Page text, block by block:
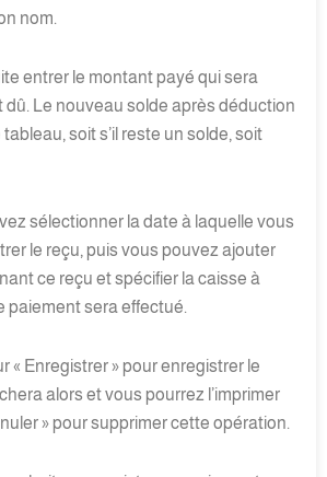
nom.
entrer le montant payé qui sera
Le nouveau solde après déduction
soit s’il reste un solde, soit
sélectionner la date à laquelle vous
le reçu, puis vous pouvez ajouter
ce reçu et spécifier la caisse à
paiement sera effectué.
« Enregistrer » pour enregistrer le
alors et vous pourrez l’imprimer
» pour supprimer cette opération.